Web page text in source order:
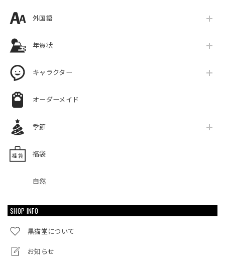
外国語
年賀状
キャラクター
オーダーメイド
季節
福袋
自然
SHOP INFO
黒猫堂について
お知らせ